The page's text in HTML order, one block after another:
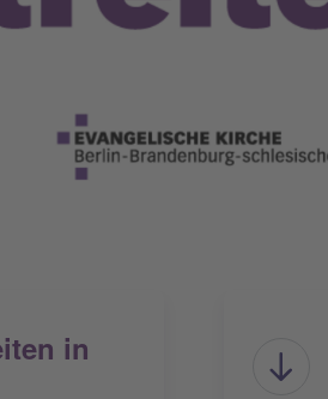
in